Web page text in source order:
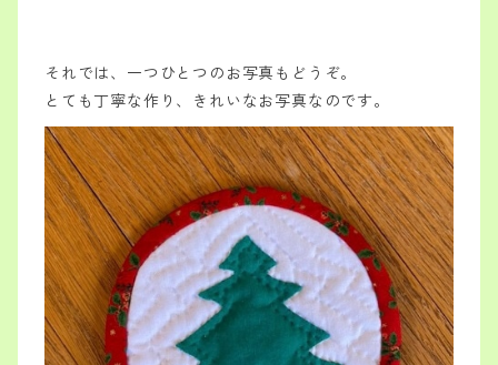
それでは、一つひとつのお写真もどうぞ。
とても丁寧な作り、きれいなお写真なのです。